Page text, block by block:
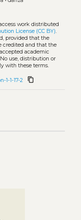
work distributed
License (CC BY).
provided that the
credited and that the
academic
use, distribution or
with these terms.
1-1-17-2 content_copy